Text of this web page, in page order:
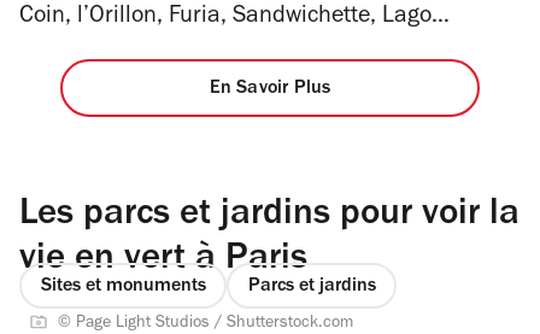
Coin, l’Orillon, Furia, Sandwichette, Lago…
En Savoir Plus
Les parcs et jardins pour voir la
vie en vert à Paris
Sites et monuments Parcs et jardins
© Page Light Studios / Shutterstock.com